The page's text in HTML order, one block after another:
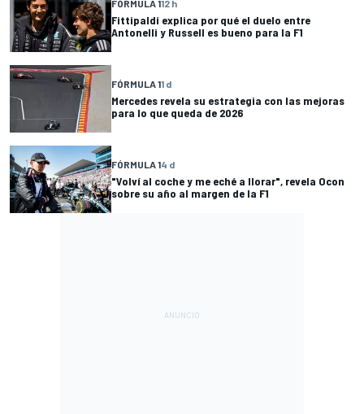
FÓRMULA 112 h
Fittipaldi explica por qué el duelo entre
Antonelli y Russell es bueno para la F1
FÓRMULA 11 d
Mercedes revela su estrategia con las mejoras
para lo que queda de 2026
FÓRMULA 14 d
"Volví al coche y me eché a llorar", revela Ocon
sobre su año al margen de la F1